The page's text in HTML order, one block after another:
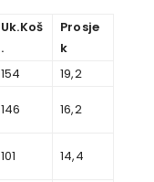
Uk.Koš
.
Prosje
k
154
19,2
146 16,2
101 14,4